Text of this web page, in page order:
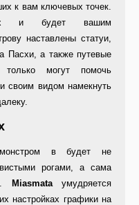
к вам ключевых точек.
и будет вашим
наставлены статуи,
Пасхи, а также путевые
могут помочь
своим видом намекнуть
в будет не
рогами, а сама
Miasmataумудряется
настройках графики на